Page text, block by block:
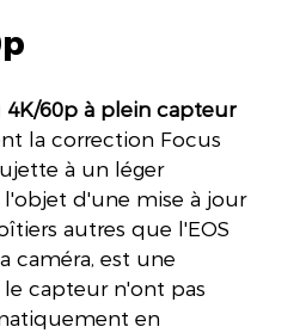
60p à plein capteur
la correction Focus
à un léger
l'objet d'une mise à jour
autres que l'EOS
caméra, est une
capteur n'ont pas
en